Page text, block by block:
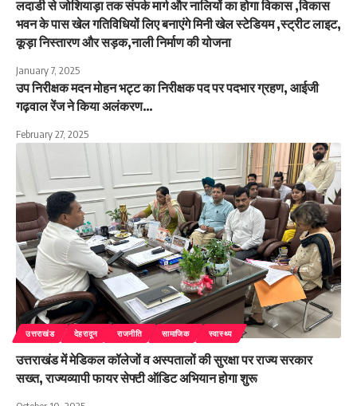
लदाडी से जोशियाड़ा तक संपर्क मार्ग और नालियों का होगा विकास ,विकास
भवन के पास खेल गतिविधियों लिए बनाएंगे मिनी खेल स्टेडियम ,स्ट्रीट लाइट,
कूड़ा निस्तारण और सड़क,नाली निर्माण की योजना
January 7, 2025
उप निरीक्षक मदन मोहन भट्ट का निरीक्षक पद पर पदभार ग्रहण, आईजी
गढ़वाल रेंज ने किया अलंकरण…
February 27, 2025
उत्तराखंड देहरादून राजनीति सामाजिक स्वास्थ्य
उत्तराखंड में मेडिकल कॉलेजों व अस्पतालों की सुरक्षा पर राज्य सरकार
सख्त, राज्यव्यापी फायर सेफ्टी ऑडिट अभियान होगा शुरू